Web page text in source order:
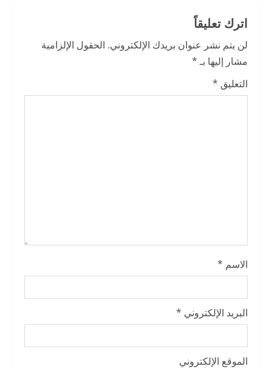
u
e
R
e
اترك تعليقاً
لن يتم نشر عنوان بريدك الإلكتروني. الحقول الإلزامية
مشار إليها بـ*
التعليق *
الاسم *
البريد الإلكتروني *
الموقع الإلكتروني